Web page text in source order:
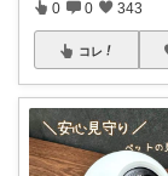
0 0 343
コレ